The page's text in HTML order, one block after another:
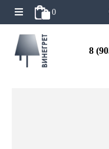
0
8